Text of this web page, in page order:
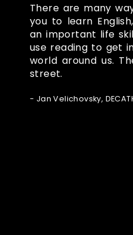
There are many
you to learn
an important life
use reading to get
world around us.
street.
- Jan Velichovsky,